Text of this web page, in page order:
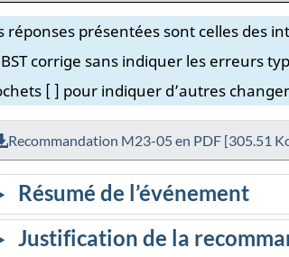
réponses présentées sont celles des
corrige sans indiquer les erreurs
[ ] pour indiquer d’autres
Recommandation M23-05 en PDF [305.51